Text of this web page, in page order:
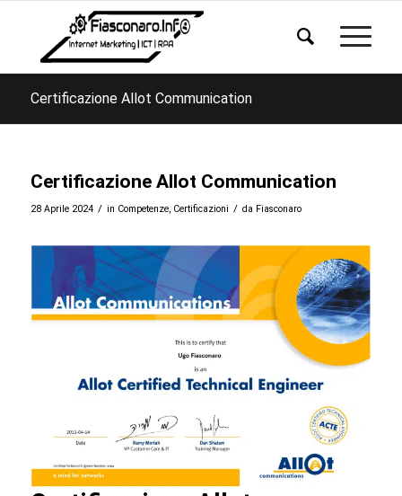
Certificazione Allot Communication
Certificazione Allot Communication
28 Aprile 2024 / in Competenze, Certificazioni / da Fiasconaro